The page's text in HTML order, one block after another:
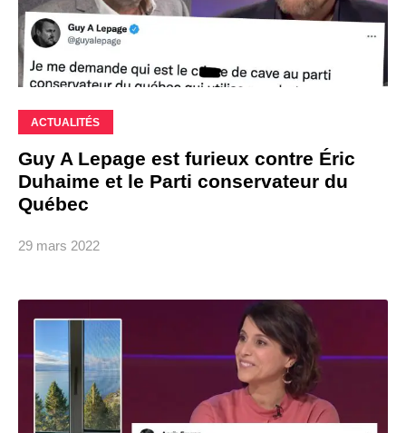
ACTUALITÉS
Guy A Lepage est furieux contre Éric
Duhaime et le Parti conservateur du
Québec
29 mars 2022